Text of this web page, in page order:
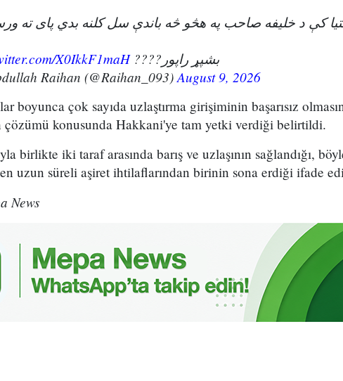
کې د خلیفه صاحب په هڅو څه باندې سل کلنه بدي پای ته
بشپړ راپور????X0IkkF1maH
Raihan (@Raihan_093)August 9, 2026
boyunca çok sayıda uzlaştırma girişiminin başarısız
çözümü konusunda Hakkani'ye tam yetki verdiği belirtildi.
birlikte iki taraf arasında barış ve uzlaşının sağlandığı,
uzun süreli aşiret ihtilaflarından birinin sona erdiği ifade
News